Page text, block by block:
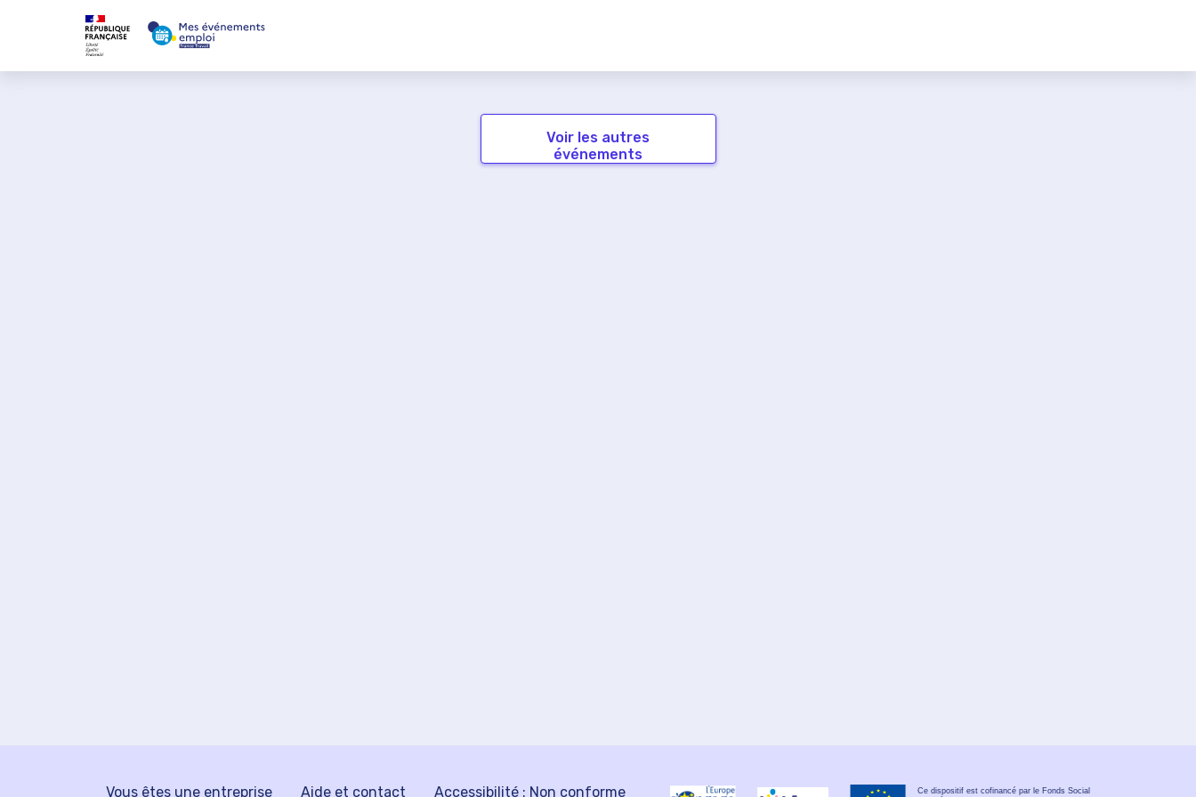
Voir les autres
événements
Vous êtes une entreprise Aide et contact Accessibilité : Non conforme
Ce dispositif est cofinancé par le Fonds Social